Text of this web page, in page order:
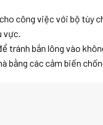
công việc với bộ
vực.
tránh bắn lông vào
bằng các cảm biến